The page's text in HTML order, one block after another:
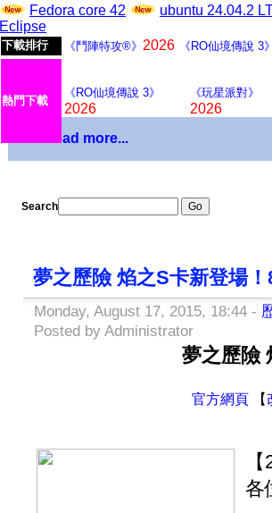
Fedora core 42
ubuntu 24.04.2
Eclipse
下載排行 《鬥陣特攻®》 2026 《RO仙境傳說 3
熱門下載
《RO仙境傳說 3》
2026
《玩星派對》
2026
Download more...
Search
夢之歷險 焰之S卡新登場
Monday, August 17, 2015, 18:44 -
Posted by Administrator
夢之歷險
官方網頁【
各